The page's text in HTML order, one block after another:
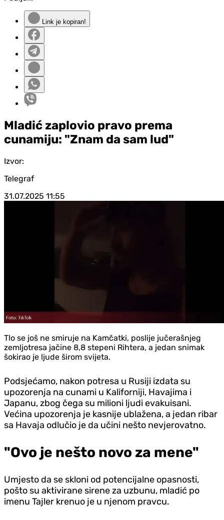
Link je kopiran!
Mladić zaplovio pravo prema
cunamiju: "Znam da sam lud"
Izvor:
Telegraf
31.07.2025 11:55
Tlo se još ne smiruje na Kamčatki, poslije jučerašnjeg
zemljotresa jačine 8,8 stepeni Rihtera, a jedan snimak
šokirao je ljude širom svijeta.
Podsjećamo, nakon potresa u Rusiji izdata su
upozorenja na cunami u Kaliforniji, Havajima i
Japanu, zbog čega su milioni ljudi evakuisani.
Većina upozorenja je kasnije ublažena, a jedan ribar
sa Havaja odlučio je da učini nešto nevjerovatno.
"Ovo je nešto novo za mene"
Umjesto da se skloni od potencijalne opasnosti,
pošto su aktivirane sirene za uzbunu, mladić po
imenu Tajler krenuo je u njenom pravcu.